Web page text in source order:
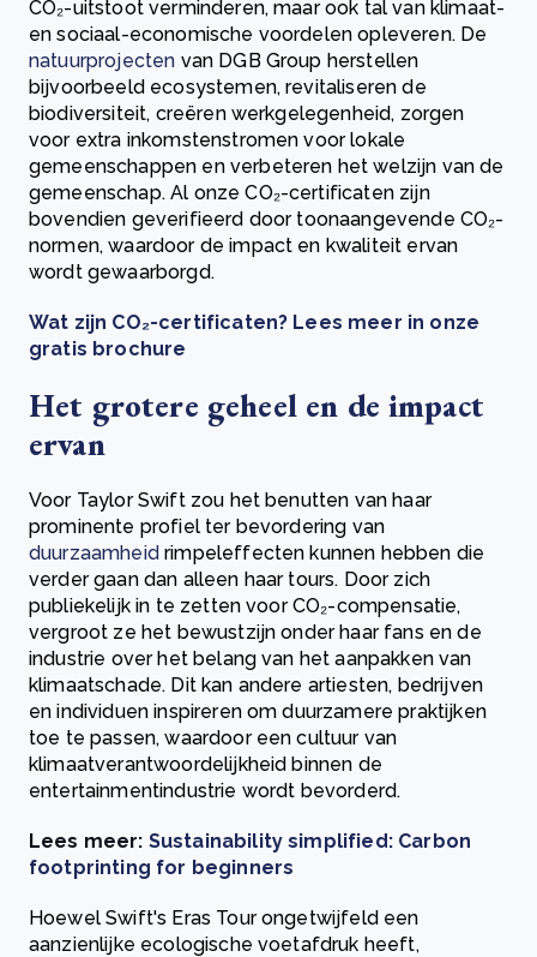
CO₂-uitstoot verminderen, maar ook tal van klimaat-
en sociaal-economische voordelen opleveren. De
natuurprojecten van DGB Group herstellen
bijvoorbeeld ecosystemen, revitaliseren de
biodiversiteit, creëren werkgelegenheid, zorgen
voor extra inkomstenstromen voor lokale
gemeenschappen en verbeteren het welzijn van de
gemeenschap. Al onze CO₂-certificaten zijn
bovendien geverifieerd door toonaangevende CO₂-
normen, waardoor de impact en kwaliteit ervan
wordt gewaarborgd.
Wat zijn CO₂-certificaten? Lees meer in onze
gratis brochure
Het grotere geheel en de impact
ervan
Voor Taylor Swift zou het benutten van haar
prominente profiel ter bevordering van
duurzaamheidrimpeleffecten kunnen hebben die
verder gaan dan alleen haar tours. Door zich
publiekelijk in te zetten voor CO₂-compensatie,
vergroot ze het bewustzijn onder haar fans en de
industrie over het belang van het aanpakken van
klimaatschade. Dit kan andere artiesten, bedrijven
en individuen inspireren om duurzamere praktijken
toe te passen, waardoor een cultuur van
klimaatverantwoordelijkheid binnen de
entertainmentindustrie wordt bevorderd.
Lees meer: Sustainability simplified: Carbon
footprinting for beginners
Hoewel Swift's Eras Tour ongetwijfeld een
aanzienlijke ecologische voetafdruk heeft,